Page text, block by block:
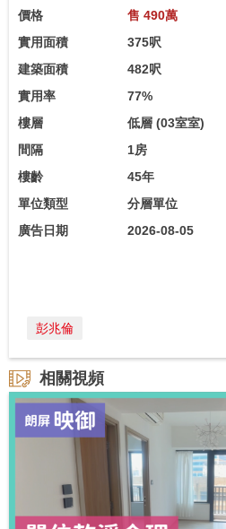
價格
售 490萬
實用面積
375呎
建築面積
482呎
實用率
77%
樓層
低層 (03室室)
間隔
1房
樓齡
45年
單位類型
分層單位
廣告日期
2026-08-05
彭兆倫
相關視頻